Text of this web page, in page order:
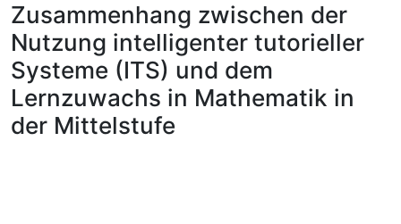
FAQ
Leitlinien
Zurück zur Startseite
Zusammenhang zwischen der
Nutzung intelligenter tutorieller
Systeme (ITS) und dem
Lernzuwachs in Mathematik in
der Mittelstufe